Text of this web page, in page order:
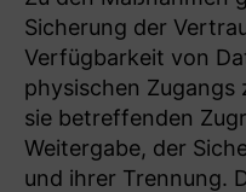
Sicherung der
Verfügbarkeit von
physischen Zugangs
sie betreffenden
Weitergabe, der
und ihrer Trennung.